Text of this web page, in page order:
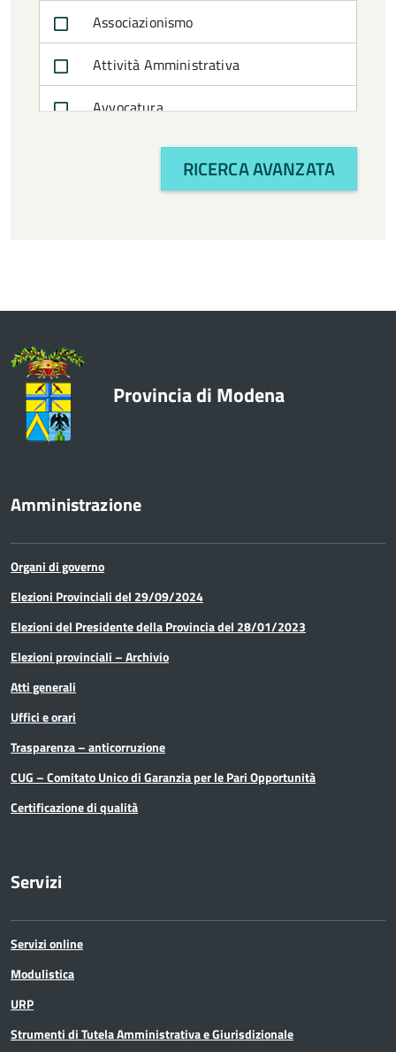
Associazionismo
Attività Amministrativa
Avvocatura
Bilancio e politiche finanziarie
Formazione
Lavori pubblici e acquisto di beni e
servizi
Lavoro
Media e comunicazione
Partecipazioni Societarie
Personale
Scuola
RICERCA AVANZATA
Provincia di Modena
Amministrazione
Organi di governo
Elezioni Provinciali del 29/09/2024
Elezioni del Presidente della Provincia del 28/01/2023
Elezioni provinciali – Archivio
Atti generali
Uffici e orari
Trasparenza – anticorruzione
CUG – Comitato Unico di Garanzia per le Pari Opportunità
Certificazione di qualità
Servizi
Servizi online
Modulistica
URP
Strumenti di Tutela Amministrativa e Giurisdizionale